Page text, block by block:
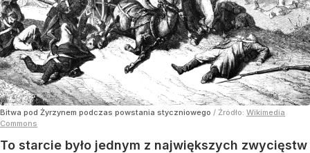
Bitwa pod Żyrzynem podczas powstania styczniowego / Źródło: Wikimedia
Commons
To starcie było jednym z największych zwycięstw